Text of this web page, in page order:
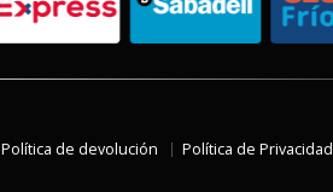
Política de devolución Política de Privacidad